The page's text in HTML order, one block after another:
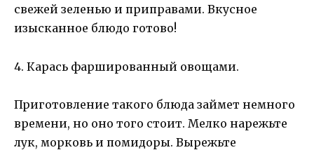
свежей зеленью и приправами. Вкусное
изысканное блюдо готово!
4. Карась фаршированный овощами.
Приготовление такого блюда займет немного
времени, но оно того стоит. Мелко нарежьте
лук, морковь и помидоры. Вырежьте